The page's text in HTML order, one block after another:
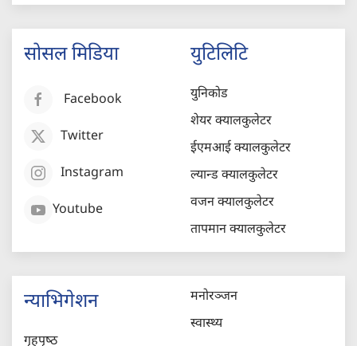
सोसल मिडिया
Facebook
Twitter
Instagram
Youtube
युटिलिटि
युनिकोड
शेयर क्यालकुलेटर
ईएमआई क्यालकुलेटर
ल्यान्ड क्यालकुलेटर
वजन क्यालकुलेटर
तापमान क्यालकुलेटर
न्याभिगेशन
गृहपृष्‍ठ
मनोरञ्जन
स्वास्थ्य